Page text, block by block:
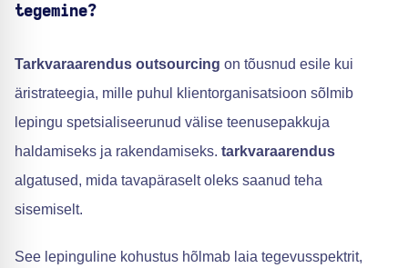
tegemine?
Tarkvaraarendus outsourcing on tõusnud esile kui
äristrateegia, mille puhul klientorganisatsioon sõlmib
lepingu spetsialiseerunud välise teenusepakkuja
haldamiseks ja rakendamiseks. tarkvaraarendus
algatused, mida tavapäraselt oleks saanud teha
sisemiselt.
See lepinguline kohustus hõlmab laia tegevusspektrit,